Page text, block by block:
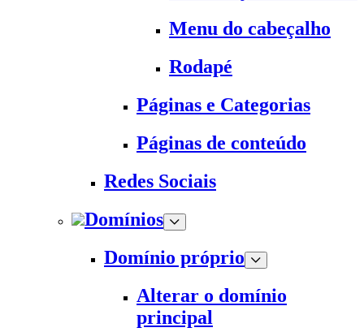
Menu do cabeçalho
Rodapé
Páginas e Categorias
Páginas de conteúdo
Redes Sociais
Domínios
Domínio próprio
Alterar o domínio
principal